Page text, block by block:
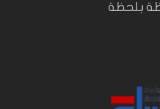
بلحظة